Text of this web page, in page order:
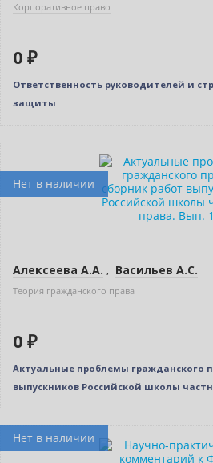
Корпоративное право
0 ₽
Ответственность руководителей и
защиты
Нет в наличии
Алексеева А.А. , Васильев А.С.
Теория гражданского права
0 ₽
Актуальные проблемы гражданского
выпускников Российской школы
Нет в наличии